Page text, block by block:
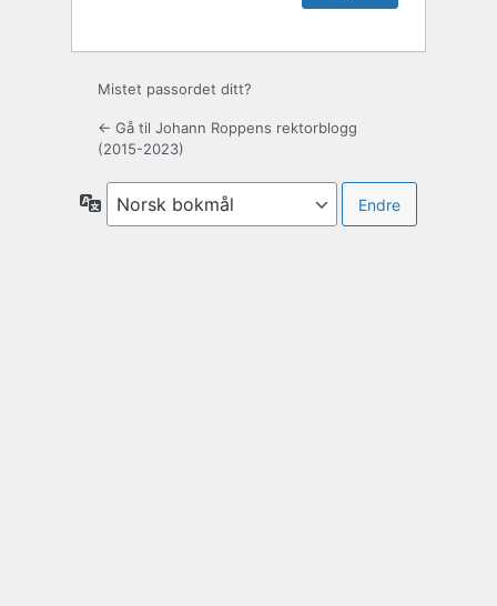
Mistet passordet ditt?
← Gå til Johann Roppens rektorblogg
(2015-2023)
Språk